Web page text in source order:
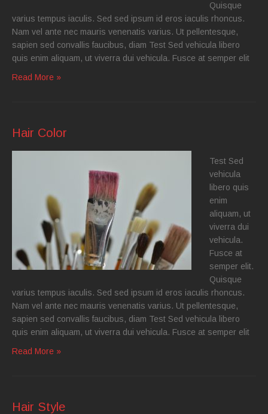
Quisque
varius tempus iaculis. Sed sed ipsum id eros iaculis rhoncus.
Nam vel ante nec mauris venenatis varius. Ut pellentesque,
sapien sed convallis faucibus, diam Test Sed vehicula libero
quis enim aliquam, ut viverra dui vehicula. Fusce at semper elit
Read More »
Hair Color
Test Sed
vehicula
libero quis
enim
aliquam, ut
viverra dui
vehicula.
Fusce at
semper elit.
Quisque
varius tempus iaculis. Sed sed ipsum id eros iaculis rhoncus.
Nam vel ante nec mauris venenatis varius. Ut pellentesque,
sapien sed convallis faucibus, diam Test Sed vehicula libero
quis enim aliquam, ut viverra dui vehicula. Fusce at semper elit
Read More »
Hair Style